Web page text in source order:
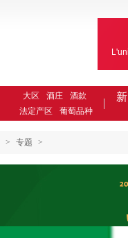
大区 酒庄
酒款
法定产区
葡萄品种
> 专题 >